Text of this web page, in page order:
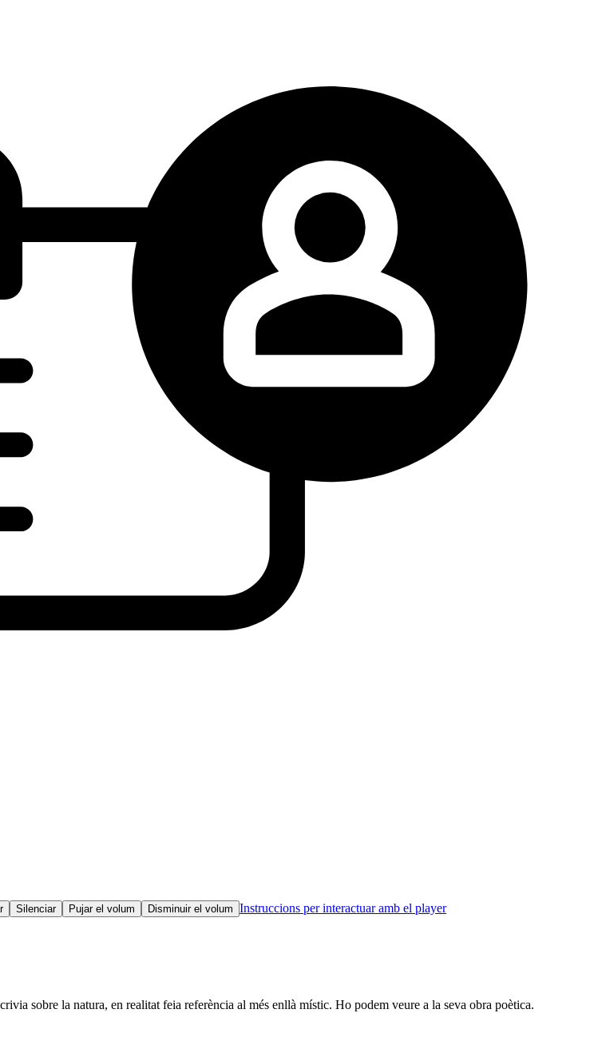
Silenciar Pujar el volum Disminuir el volum Instruccions per interactuar amb el player
sobre la natura, en realitat feia referència al més enllà místic. Ho podem veure a la seva obra poètica.